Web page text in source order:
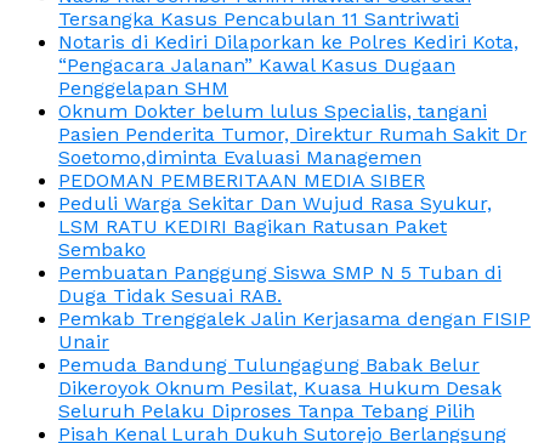
Tersangka Kasus Pencabulan 11 Santriwati
Notaris di Kediri Dilaporkan ke Polres Kediri Kota,
“Pengacara Jalanan” Kawal Kasus Dugaan
Penggelapan SHM
Oknum Dokter belum lulus Specialis, tangani
Pasien Penderita Tumor, Direktur Rumah Sakit Dr
Soetomo,diminta Evaluasi Managemen
PEDOMAN PEMBERITAAN MEDIA SIBER
Peduli Warga Sekitar Dan Wujud Rasa Syukur,
LSM RATU KEDIRI Bagikan Ratusan Paket
Sembako
Pembuatan Panggung Siswa SMP N 5 Tuban di
Duga Tidak Sesuai RAB.
Pemkab Trenggalek Jalin Kerjasama dengan FISIP
Unair
Pemuda Bandung Tulungagung Babak Belur
Dikeroyok Oknum Pesilat, Kuasa Hukum Desak
Seluruh Pelaku Diproses Tanpa Tebang Pilih
Pisah Kenal Lurah Dukuh Sutorejo Berlangsung